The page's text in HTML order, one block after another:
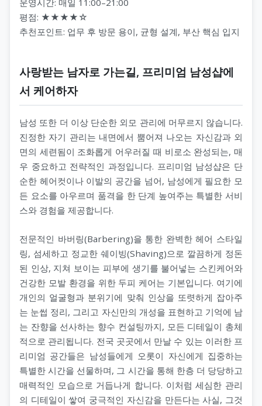
평점: ★★★★☆
추천포인트: 업무 후 방문 용이, 균형 설계, 부산 핵심 입지
사랑받는 남자로 가는길, 프리미엄 남성샵에
서 케어하자
남성 또한 더 이상 단순한 외모 관리에 머무르지 않습니다.
진정한 자기 관리는 내면에서 뿜어져 나오는 자신감과 외
면의 세련됨이 조화롭게 어우러질 때 비로소 완성되는, 매
우 중요하고 전략적인 과정입니다. 프리미엄 남성샵은 단
순한 헤어컷이나 이발의 공간을 넘어, 남성에게 필요한 모
든 요소를 아우르며 품격을 한 단계 높여주는 특별한 서비
스와 경험을 제공합니다.
전문적인 바버링(Barbering)을 통한 완벽한 헤어 스타일
링, 섬세하고 정교한 쉐이빙(Shaving)으로 깔끔하게 정돈
된 인상, 지쳐 보이는 피부에 생기를 불어넣는 스킨케어와
건강한 모발 환경을 위한 두피 케어는 기본입니다. 여기에
개인의 얼굴형과 분위기에 맞춰 인상을 또렷하게 잡아주
는 눈썹 정리, 그리고 자신만의 개성을 표현하고 기억에 남
는 잔향을 선사하는 향수 컨설팅까지, 모든 디테일이 총체
적으로 관리됩니다. 전국 곳곳에서 만날 수 있는 이러한 프
리미엄 공간들은 남성들에게 오롯이 자신에게 집중하는
특별한 시간을 선물하며, 그 시간을 통해 한층 더 당당하고
매력적인 모습으로 거듭나게 합니다. 이처럼 세심한 관리
의 디테일이 쌓여 궁극적인 자신감을 만든다는 사실, 그것